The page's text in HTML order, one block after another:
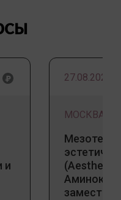
и
27.08.2026
МОСКВА
(Aesthetic